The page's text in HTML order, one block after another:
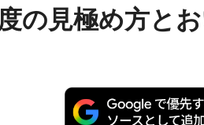
の見極め方と